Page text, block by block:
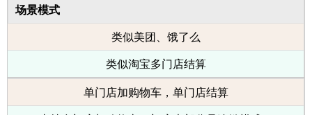
场景模式
类似美团、饿了么
类似淘宝多门店结算
单门店加购物车，单门店结算